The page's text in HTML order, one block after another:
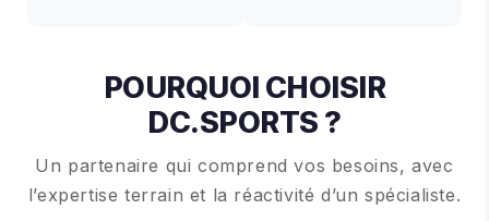
POURQUOI CHOISIR
DC.SPORTS ?
Un partenaire qui comprend vos besoins, avec
l’expertise terrain et la réactivité d’un spécialiste.